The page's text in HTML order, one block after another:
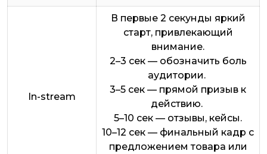
In-stream
В первые 2 секунды яркий
старт, привлекающий
внимание.
2–3 сек — обозначить боль
аудитории.
3–5 сек — прямой призыв к
действию.
5–10 сек — отзывы, кейсы.
10–12 сек — финальный кадр с
предложением товара или